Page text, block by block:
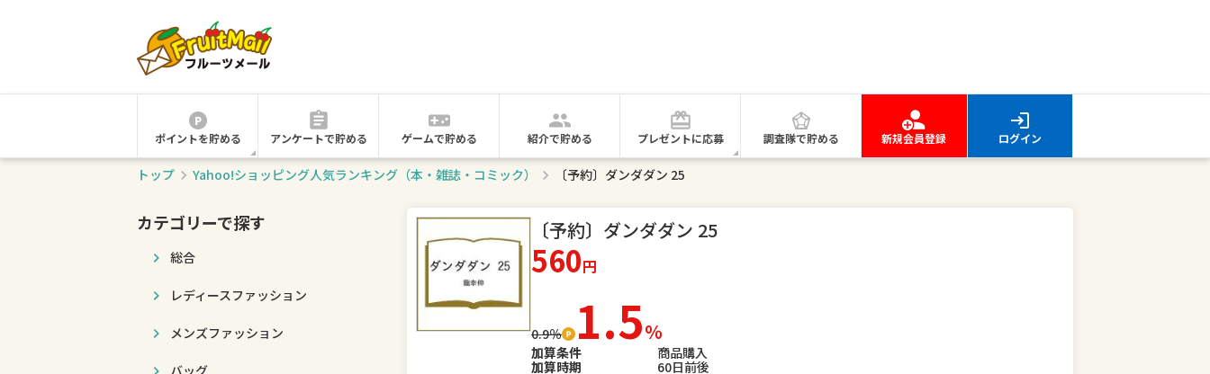
ポイントを貯める アンケートで貯める ゲームで貯める 紹介で貯める プレゼントに応募 調査隊で貯める 新規会員登録 ログイン
トップ Yahoo!ショッピング人気ランキング（本・雑誌・コミック） 〔予約〕ダンダダン 25
カテゴリーで探す
総合
レディースファッション
メンズファッション
バッグ
〔予約〕ダンダダン 25
560円
0.9％ 1.5％
加算条件
商品購入
加算時期
60日前後